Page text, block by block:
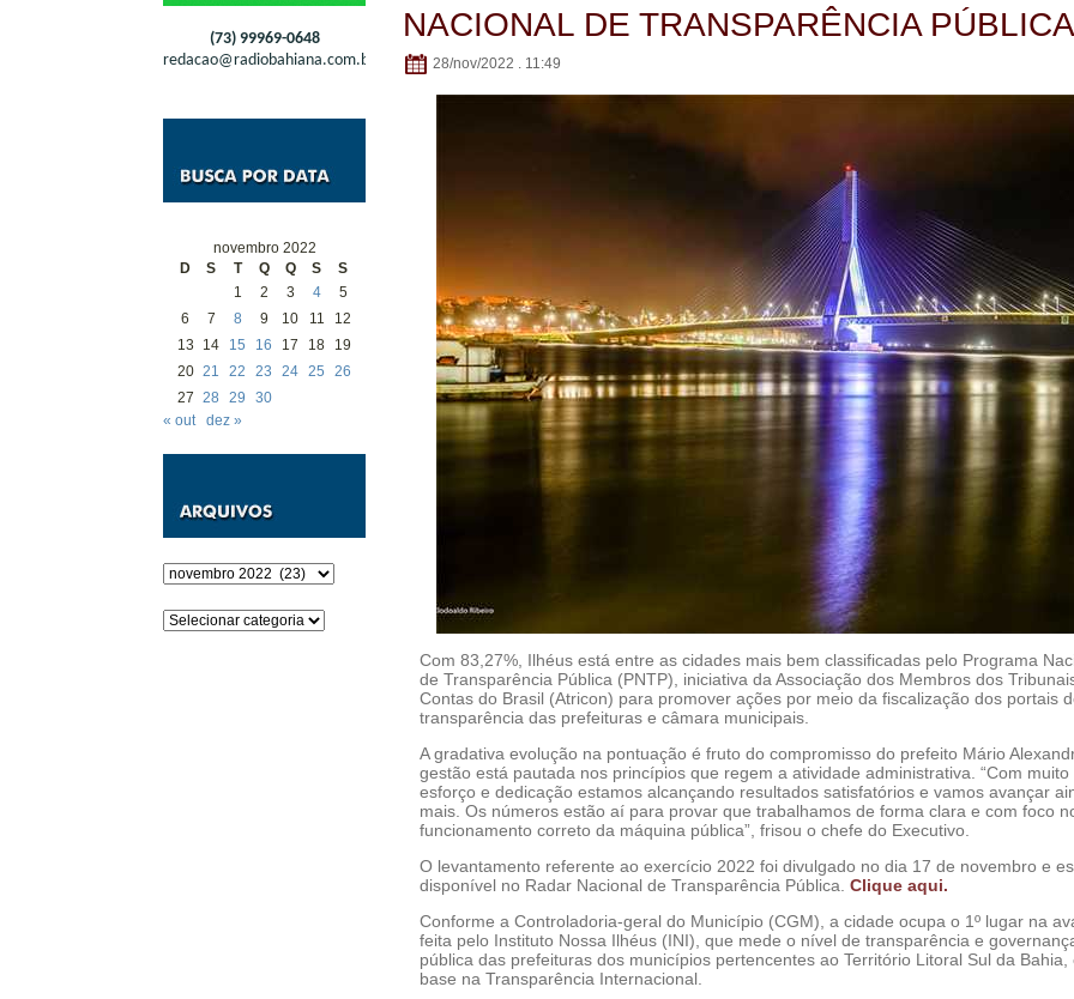
(73) 99969-0648
redacao@radiobahiana.com.br
novembro 2022
D
S T Q Q S
S
1
2 3 4
5
6
7 8 9 10 11
12
13
14 15 16 17 18
19
20 21 22 23 24 25
26
27 28 29
30
« out
dez »
Arquivos
Categorias
NACIONAL DE TRANSPARÊNCIA PÚBLICA
28/nov/2022 . 11:49
Com 83,27%, Ilhéus está entre as cidades mais bem classificadas pelo Programa
de Transparência Pública (PNTP), iniciativa da Associação dos Membros dos
Contas do Brasil (Atricon) para promover ações por meio da fiscalização dos portais
transparência das prefeituras e câmara municipais.
A gradativa evolução na pontuação é fruto do compromisso do prefeito Mário
gestão está pautada nos princípios que regem a atividade administrativa. “Com muito
esforço e dedicação estamos alcançando resultados satisfatórios e vamos avançar
mais. Os números estão aí para provar que trabalhamos de forma clara e com foco
funcionamento correto da máquina pública”, frisou o chefe do Executivo.
O levantamento referente ao exercício 2022 foi divulgado no dia 17 de novembro e
disponível no Radar Nacional de Transparência Pública. Clique aqui.
Conforme a Controladoria-geral do Município (CGM), a cidade ocupa o 1º lugar na
feita pelo Instituto Nossa Ilhéus (INI), que mede o nível de transparência e
pública das prefeituras dos municípios pertencentes ao Território Litoral Sul da Bahia,
base na Transparência Internacional.